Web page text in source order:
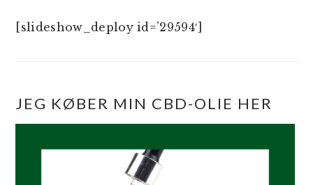
[slideshow_deploy id=’29594′]
JEG KØBER MIN CBD-OLIE HER